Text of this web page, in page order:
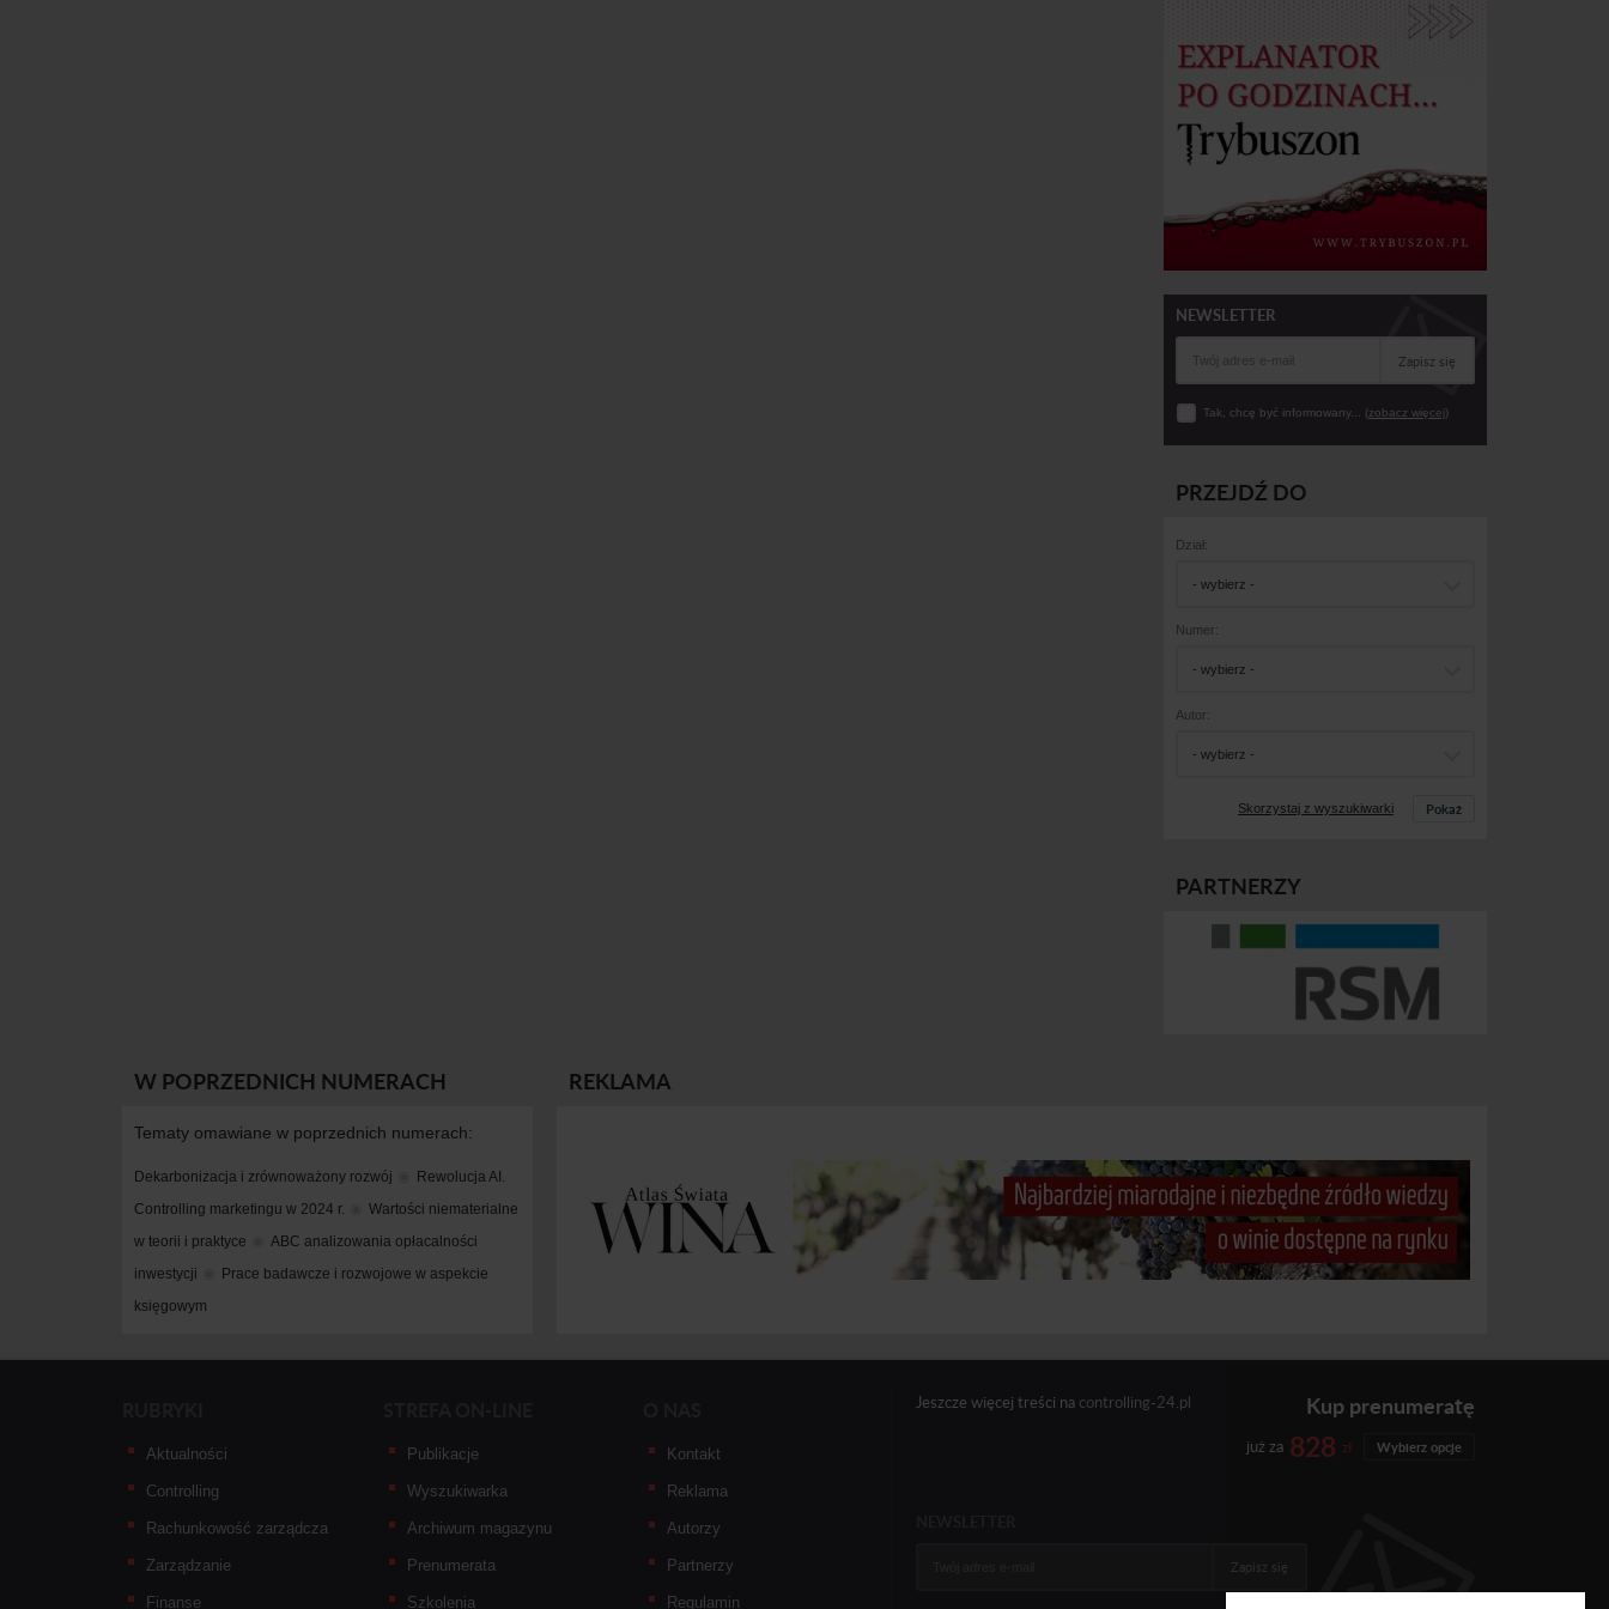
NEWSLETTER
Zapisz się
Tak, chcę być informowany... (zobacz więcej)
PRZEJDŹ DO
Dział:
- wybierz -
Numer:
- wybierz -
Autor:
- wybierz -
Skorzystaj z wyszukiwarki Pokaż
PARTNERZY
W POPRZEDNICH NUMERACH
Tematy omawiane w poprzednich numerach:
Dekarbonizacja i zrównoważony rozwój
Rewolucja AI.
Controlling marketingu w 2024 r.
Wartości niematerialne
w teorii i praktyce
ABC analizowania opłacalności
inwestycji
Prace badawcze i rozwojowe w aspekcie
księgowym
REKLAMA
Aktualności
Controlling
Rachunkowość zarządcza
Zarządzanie
Finanse
Publikacje
Wyszukiwarka
Archiwum magazynu
Prenumerata
Szkolenia
Kontakt
Reklama
Autorzy
Partnerzy
Regulamin
Jeszcze więcej treści na controlling-24.pl Kup prenumeratę
już za 828 zł Wybierz opcje
Zapisz się